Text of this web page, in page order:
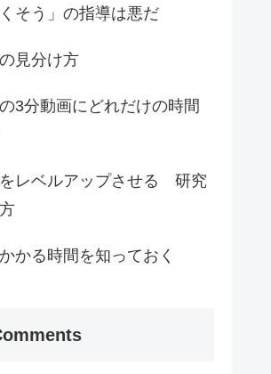
くそう」の指導は悪だ
見分け方
3分動画にどれだけの時間
レベルアップさせる 研究
かる時間を知っておく